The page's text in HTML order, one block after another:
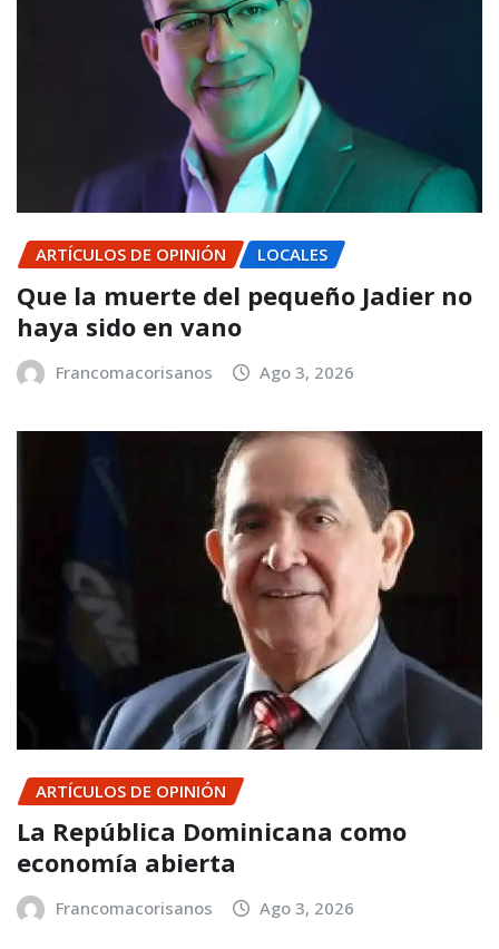
ARTÍCULOS DE OPINIÓN LOCALES
Que la muerte del pequeño Jadier no
haya sido en vano
Francomacorisanos Ago 3, 2026
ARTÍCULOS DE OPINIÓN
La República Dominicana como
economía abierta
Francomacorisanos Ago 3, 2026